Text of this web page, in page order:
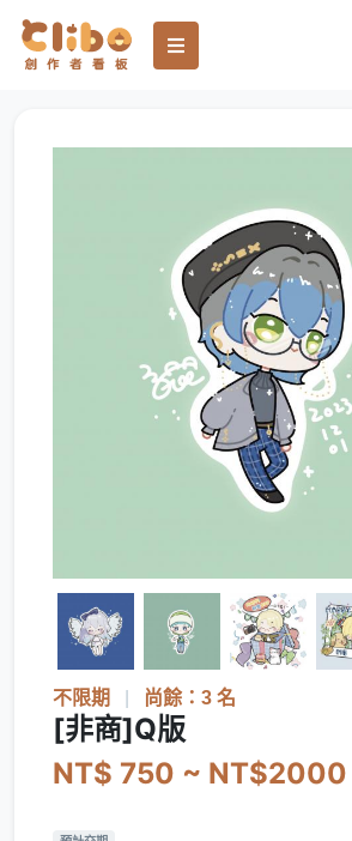
不限期 尚餘：3 名
[非商]Q版
NT$ 750 ~ NT$2000